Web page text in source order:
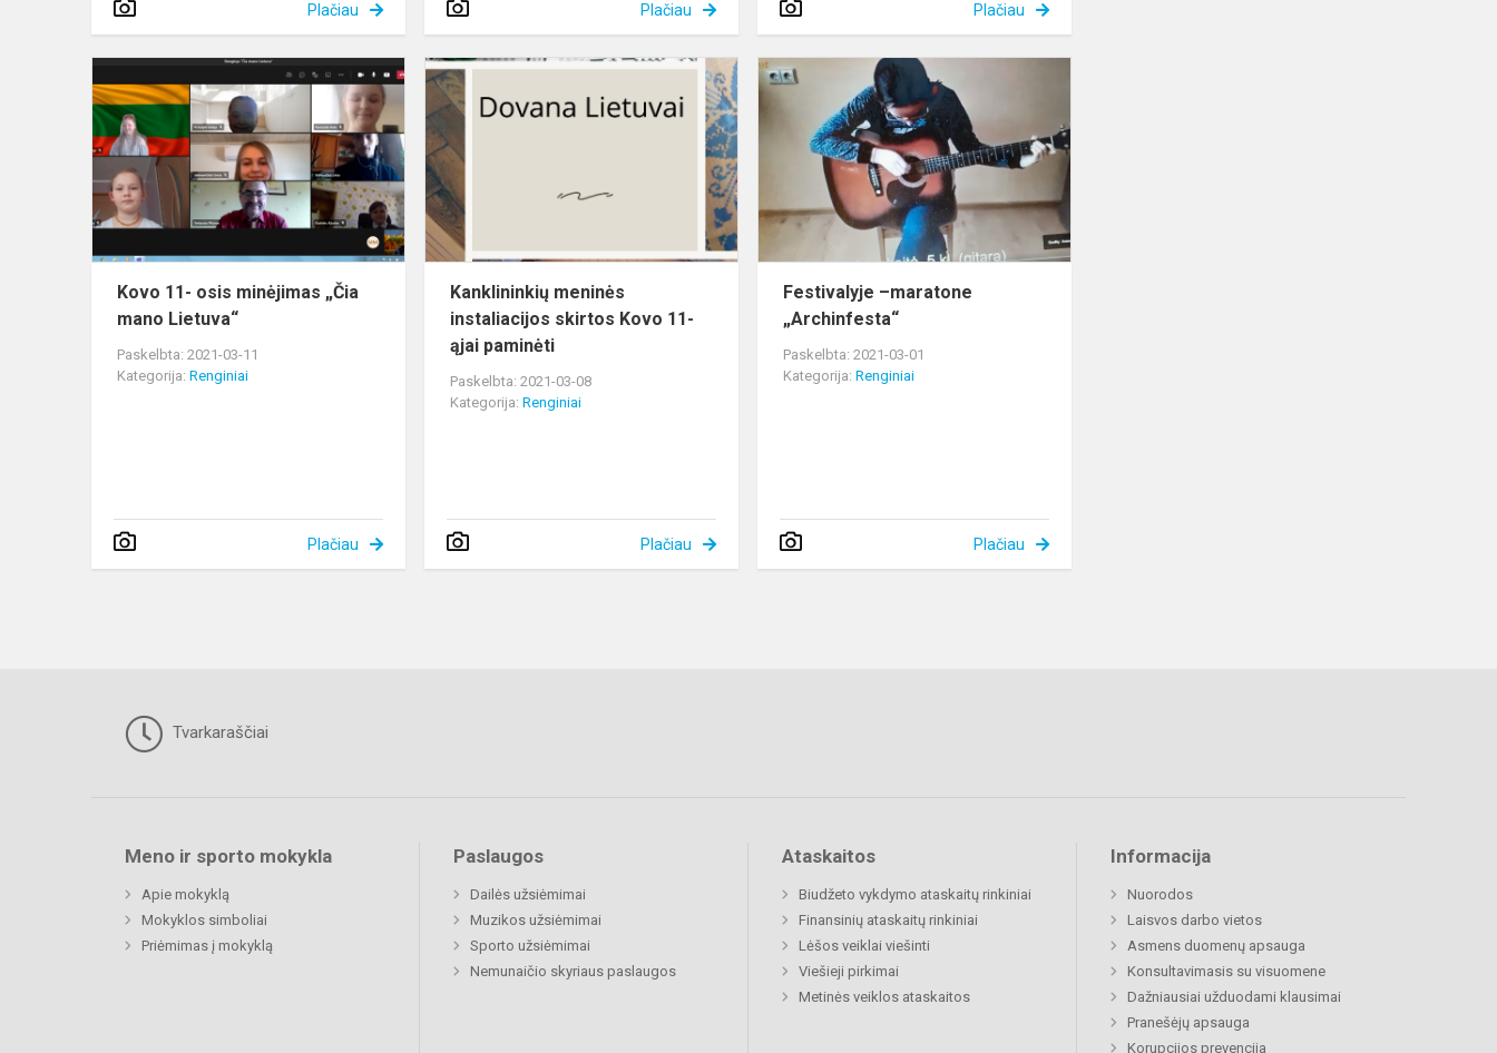
Plačiau Plačiau Plačiau
Kovo
osis
minėjimas
„Čia
mano
Lietuva“
Kovo 11- osis minėjimas „Čia
mano Lietuva“
Paskelbta: 2021-03-11
Kategorija: Renginiai
Plačiau
Kanklininkių
meninės
instaliacijos
Kovo
11-
ąjai
pa...
Kanklininkių meninės
instaliacijos skirtos Kovo 11-
ąjai paminėti
Paskelbta: 2021-03-08
Kategorija:Renginiai
Plačiau
maratone
„Archinfesta“
Festivalyje –maratone
„Archinfesta“
Paskelbta: 2021-03-01
Kategorija:Renginiai
Plačiau
Tvarkaraščiai
Meno ir sporto mokykla
Apie mokyklą
Mokyklos simboliai
Priėmimas į mokyklą
Paslaugos
Dailės užsiėmimai
Muzikos užsiėmimai
Sporto užsiėmimai
Nemunaičio skyriaus paslaugos
Ataskaitos
Biudžeto vykdymo ataskaitų rinkiniai
Finansinių ataskaitų rinkiniai
Lėšos veiklai viešinti
Viešieji pirkimai
Metinės veiklos ataskaitos
Informacija
Nuorodos
Laisvos darbo vietos
Asmens duomenų apsauga
Konsultavimasis su visuomene
Dažniausiai užduodami klausimai
Pranešėjų apsauga
Korupcijos prevencija